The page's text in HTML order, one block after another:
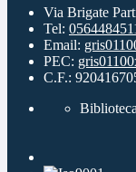
Via Brigate
Tel:
Email:
PEC:
C.F.: